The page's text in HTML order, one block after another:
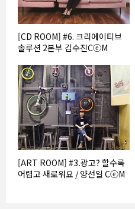
[CD ROOM] #6. 크리에이티브
솔루션 2본부 김수진CⓔM
[ART ROOM] #3.광고? 할수록
어렵고 새로워요 / 양선일 CⓔM